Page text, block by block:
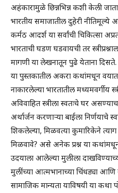
अहंकारामुळे छिन्नभिन्न कशी केली
भारतीय समाजातील दुहेरी
कर्मठ आदर्श या सर्वांची चिकित्सा
भारताची घडण घडवायची तर
मागणी या लेखनातून पुढे येताना दिसते.
या पुस्तकातील अकरा कथांमधून
नाकारलेल्या भारतातील मध्यमवर्गीय
अविवाहित स्त्रीला स्वतःचे घर
अर्थार्जन करणाऱ्या बाईला निर्णयाचे
शिकलेल्या, मिळवत्या कुमारिकेने
मिळवावे? असे अनेक प्रश्न या
उदयाला आलेल्या मुलीला
मुलींच्या आत्मभानाच्या चिंधड्या आणि
सामाजिक मान्यता याविषयी या कथा